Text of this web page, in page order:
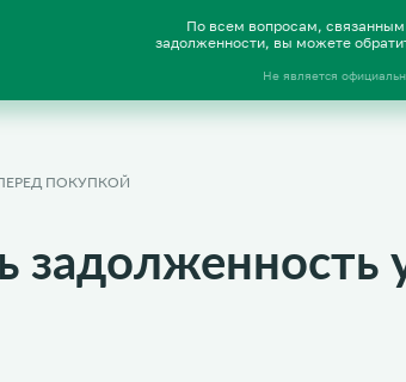
По всем вопросам,
задолженности, вы можете
Не является
ПОКУПКОЙ
задолженность